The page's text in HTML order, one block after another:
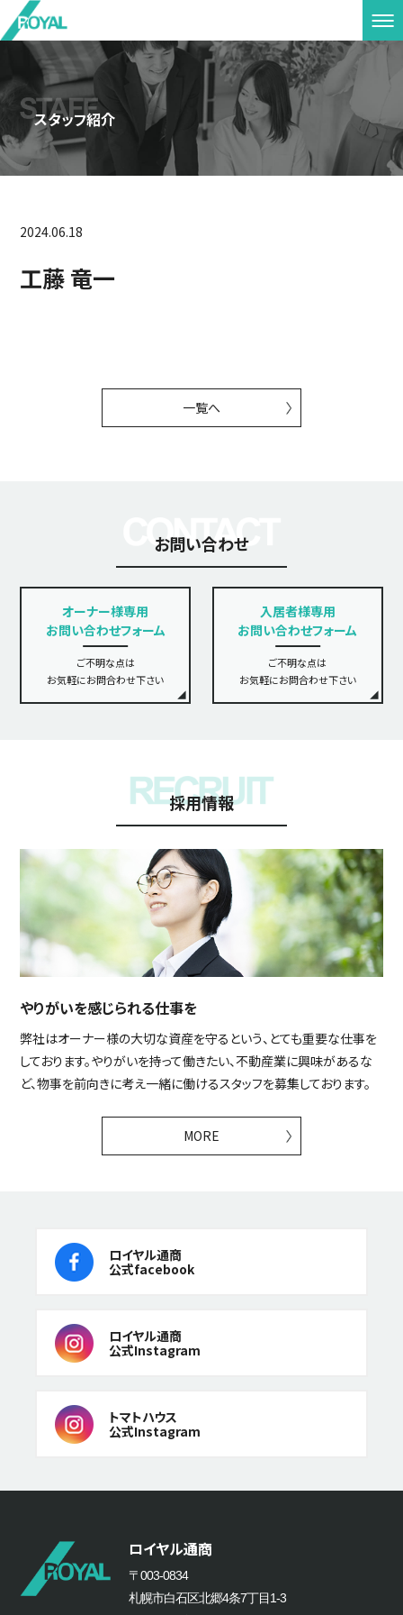
スタッフ紹介
工藤 竜一
2024.06.18
一覧へ
お問い合わせ
オーナー様専用
お問い合わせフォーム
ご不明な点は
お気軽にお問合わせ下さい
入居者様専用
お問い合わせフォーム
ご不明な点は
お気軽にお問合わせ下さい
採用情報
やりがいを感じられる仕事を
弊社はオーナー様の大切な資産を守るという、とても重要な仕事を
しております。やりがいを持って働きたい、不動産業に興味があるな
ど、物事を前向きに考え一緒に働けるスタッフを募集しております。
MORE
ロイヤル通商
公式facebook
ロイヤル通商
公式Instagram
トマトハウス
公式Instagram
ロイヤル通商
〒003-0834
札幌市白石区北郷4条7丁目1-3